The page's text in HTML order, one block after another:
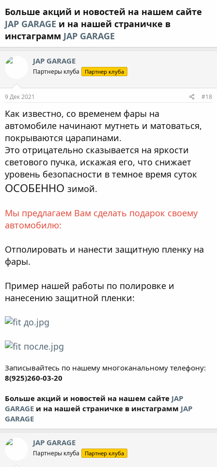
Больше акций и новостей на нашем сайте
JAP GARAGE и на нашей страничке в
инстаграмм JAP GARAGE
JAP GARAGE
Партнеры клуба Партнер клуба
9 Дек 2021 #18
Как известно, со временем фары на
автомобиле начинают мутнеть и матоваться,
покрываются царапинами.
Это отрицательно сказывается на яркости
светового пучка, искажая его, что снижает
уровень безопасности в темное время суток
ОСОБЕННО зимой.
Мы предлагаем Вам сделать подарок своему
автомобилю:
Отполировать и нанести защитную пленку на
фары.
Пример нашей работы по полировке и
нанесению защитной пленки:
Записывайтесь по нашему многоканальному телефону:
8(925)260-03-20
Больше акций и новостей на нашем сайте JAP
GARAGE и на нашей страничке в инстаграмм JAP
GARAGE
JAP GARAGE
Партнеры клуба Партнер клуба